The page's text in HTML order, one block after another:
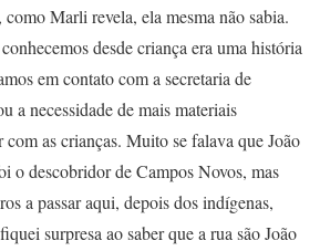
Marli revela, ela mesma não sabia.
desde criança era uma história
em contato com a secretaria de
a necessidade de mais materiais
as crianças. Muito se falava que João
o descobridor de Campos Novos, mas
a passar aqui, depois dos indígenas,
surpresa ao saber que a rua são João